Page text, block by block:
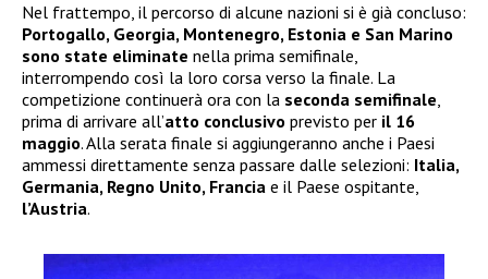
Nel frattempo, il percorso di alcune nazioni si è già concluso:
Portogallo, Georgia, Montenegro, Estonia e San Marino
sono state eliminate nella prima semifinale,
interrompendo così la loro corsa verso la finale. La
competizione continuerà ora con la seconda semifinale,
prima di arrivare all’atto conclusivo previsto per il 16
maggio. Alla serata finale si aggiungeranno anche i Paesi
ammessi direttamente senza passare dalle selezioni: Italia,
Germania, Regno Unito, Francia e il Paese ospitante,
l’Austria.